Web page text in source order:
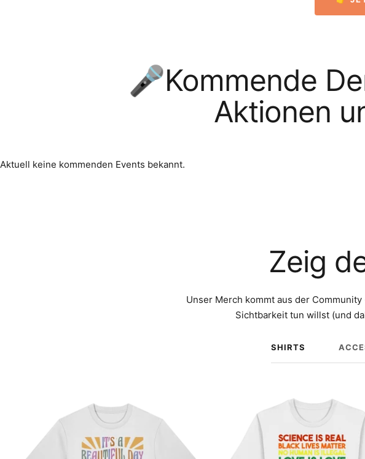
🎤Kommende
Aktionen
Aktuell keine kommenden Events bekannt.
Zeig
Unser Merch kommt aus der Community
Sichtbarkeit tun willst (und
SHIRTS